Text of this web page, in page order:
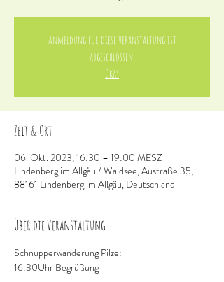
Anmeldung für diese Veranstaltung ist
abgeschlossen.
Okay
Zeit & Ort
06. Okt. 2023, 16:30 – 19:00 MESZ
Lindenberg im Allgäu / Waldsee, Austraße 35,
88161 Lindenberg im Allgäu, Deutschland
Über die Veranstaltung
Schnupperwanderung Pilze:
16:30Uhr Begrüßung